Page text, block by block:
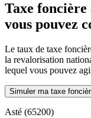
Taxe foncière
vous pouvez
Le taux de taxe
la revalorisation
lequel vous pouvez
Simuler ma taxe
Asté (65200)